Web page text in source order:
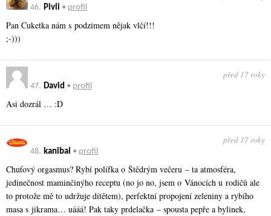
46. Pivli • profil
Pan Cuketka nám s podzimem nějak vlčí!!!
;-)))
47. David • profil
před 17 roky
Asi dozrál … :D
48. kanibal • profil
před 17 roky
Chuťový orgasmus? Rybí polífka o Štědrým večeru – ta atmosféra,
jedinečnost maminčinýho receptu (no jo no, jsem o Vánocích u rodičů ale
to protože mě to udržuje dítětem), perfektní propojení zeleniny a rybího
masa s jikrama… uááá! Pak taky prdelačka – spousta pepře a bylinek,